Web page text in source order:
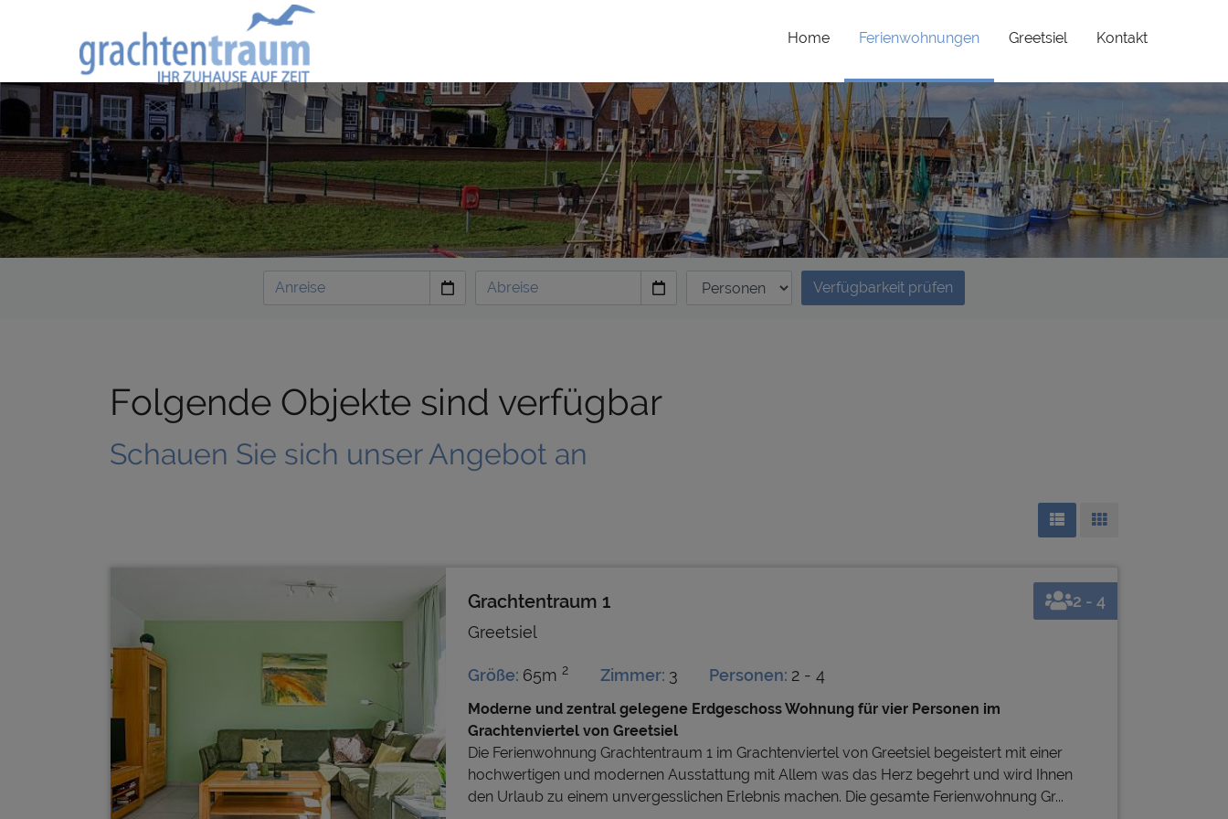
Home Ferienwohnungen(current)Greetsiel Kontakt
Verfügbarkeit prüfen
Folgende Objekte sind verfügbar
Schauen Sie sich unser Angebot an
Grachtentraum 1
Greetsiel
Größe: 65m2 Zimmer: 3 Personen: 2 - 4
Moderne und zentral gelegene Erdgeschoss Wohnung für vier Personen im
Grachtenviertel von Greetsiel
Die Ferienwohnung Grachtentraum 1 im Grachtenviertel von Greetsiel begeistert mit einer
hochwertigen und modernen Ausstattung mit Allem was das Herz begehrt und wird Ihnen
den Urlaub zu einem unvergesslichen Erlebnis machen. Die gesamte Ferienwohnung Gr...
2 - 4